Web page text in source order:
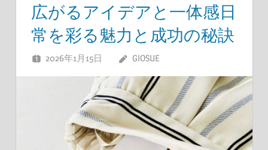
広がるアイデアと一体感日
常を彩る魅力と成功の秘訣
2026年1月15日 GIOSUE